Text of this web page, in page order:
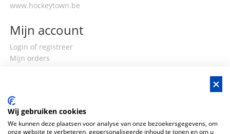
www.hockeytown.be
Mijn account
Login of registreer
Mijn orders
Wij gebruiken cookies
We kunnen deze plaatsen voor analyse van onze bezoekersgegevens, om
onze website te verbeteren, gepersonaliseerde inhoud te tonen en om u